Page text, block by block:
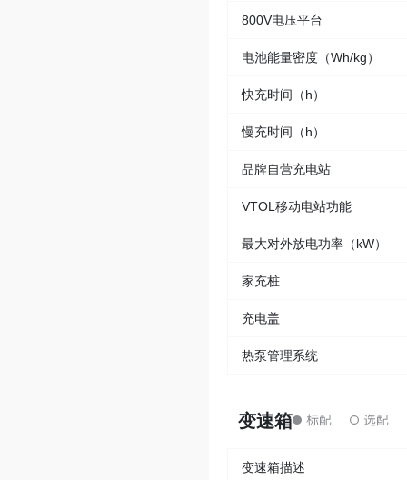
800V电压平台
电池能量密度（Wh/kg）
快充时间（h）
慢充时间（h）
品牌自营充电站
VTOL移动电站功能
最大对外放电功率（kW）
家充桩
充电盖
热泵管理系统
变速箱
变速箱描述